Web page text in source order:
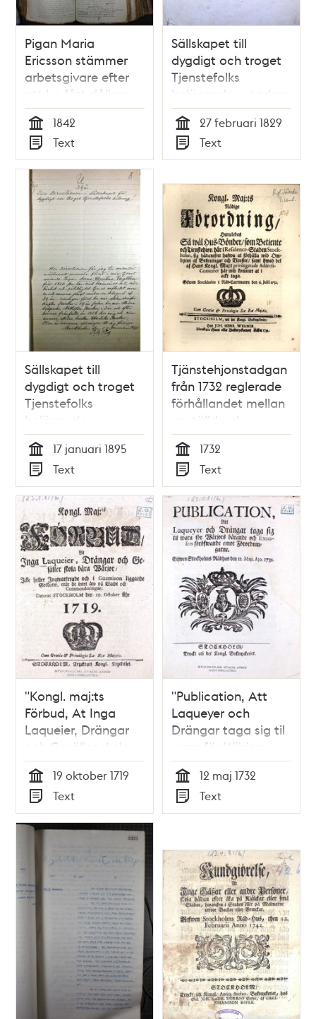
Pigan Maria
Ericsson stämmer
arbetsgivare efter
att ha fått dåliga
arbetsbetyg –
rättsfall 1842
Tid
1842
Typ
Text
Sällskapet till
dygdigt och troget
Tjenstefolks
belönande - stadgar
1829
Tid
27 februari 1829
Typ
Text
Sällskapet till
dygdigt och troget
Tjenstefolks
belönande -
ansökan 1895
Tid
17 januari 1895
Typ
Text
Tjänstehjonstadgan
från 1732 reglerade
förhållandet mellan
anställd och
arbetsgivare
Tid
1732
Typ
Text
"Kongl. maj:ts
Förbud, At Inga
Laqueier, Drängar
och Gesäller skola
bära Wärjor, Icke
heller Inqwarterade
och i Guarnizon
liggande Soldater,
enär de intet äro på
Commenderingar"
1719
Tid
19 oktober 1719
Typ
Text
"Publication, Att
Laqueyer och
Drängar taga sig til
wara för Wärjors
bärande och
Excessers
föröfwande emot
Förordningarne"
Tid
12 maj 1732
Typ
Text